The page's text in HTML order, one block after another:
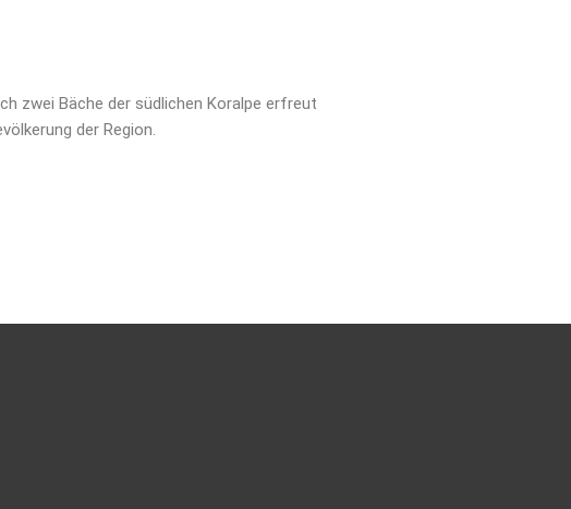
zwei Bäche der südlichen Koralpe erfreut
der Region.